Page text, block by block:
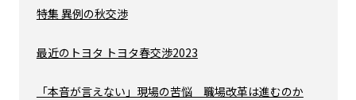
特集 異例の秋交渉
最近のトヨタ トヨタ春交渉2023
「本音が言えない」現場の苦悩 職場改革は進むのか